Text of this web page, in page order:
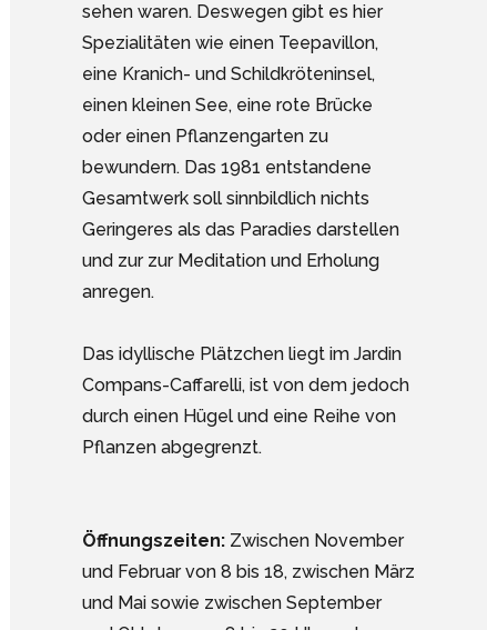
sehen waren. Deswegen gibt es hier
Spezialitäten wie einen Teepavillon,
eine Kranich- und Schildkröteninsel,
einen kleinen See, eine rote Brücke
oder einen Pflanzengarten zu
bewundern. Das 1981 entstandene
Gesamtwerk soll sinnbildlich nichts
Geringeres als das Paradies darstellen
und zur zur Meditation und Erholung
anregen.
Das idyllische Plätzchen liegt im Jardin
Compans-Caffarelli, ist von dem jedoch
durch einen Hügel und eine Reihe von
Pflanzen abgegrenzt.
Öffnungszeiten: Zwischen November
und Februar von 8 bis 18, zwischen März
und Mai sowie zwischen September
und Oktober von 8 bis 20 Uhr und
Google Analytics deaktivieren.